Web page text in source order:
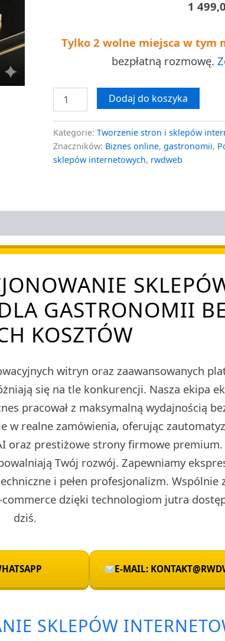
1
Tylko 2 wolne miejsca w tym
bezpłatną rozmowę.
Dodaj do koszyka
Kategorie: Tworzenie stron i sklepów
Znaczników: Biznes online, gastronomii,
sklepów internetowych, rwdweb
GASTRONOMII
KOSZTÓW
witryn oraz zaawansowanych
się na tle konkurencji. Nasza ekipa
pracował z maksymalną wydajnością
w realne zamówienia, oferując
oraz prestiżowe strony firmowe
Twój rozwój. Zapewniamy
i pełen profesjonalizm. Wspólnie
dzięki technologiom jutra
dziś.
E-MAIL:
SKLEPÓW